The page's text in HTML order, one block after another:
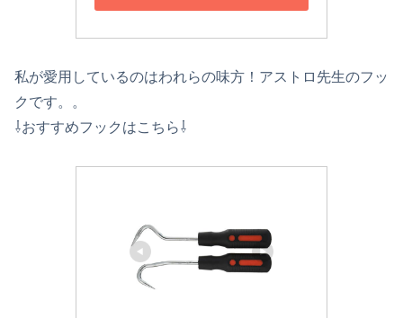
私が愛用しているのはわれらの味方！アストロ先生のフッ
クです。。
⇩おすすめフックはこちら⇩